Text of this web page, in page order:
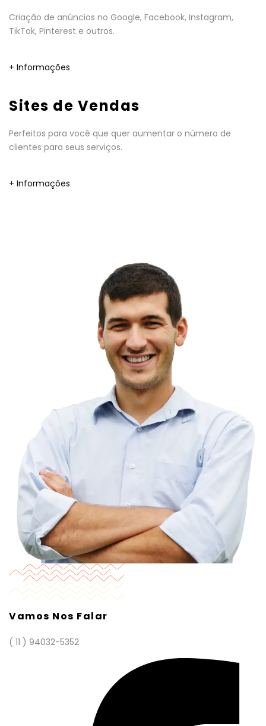
Criação de anúncios no Google, Facebook, Instagram,
TikTok, Pinterest e outros.
+ Informações
Sites de Vendas
Perfeitos para você que quer aumentar o número de
clientes para seus serviços.
+ Informações
Vamos Nos Falar
( 11 ) 94032-5352